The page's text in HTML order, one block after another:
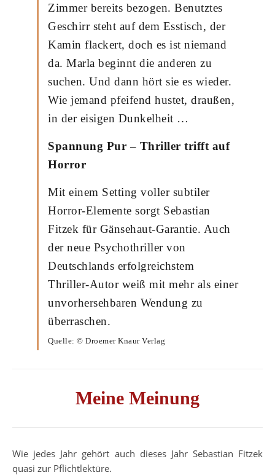
Zimmer bereits bezogen. Benutztes
Geschirr steht auf dem Esstisch, der
Kamin flackert, doch es ist niemand
da. Marla beginnt die anderen zu
suchen. Und dann hört sie es wieder.
Wie jemand pfeifend hustet, draußen,
in der eisigen Dunkelheit …
Spannung Pur – Thriller trifft auf
Horror
Mit einem Setting voller subtiler
Horror-Elemente sorgt Sebastian
Fitzek für Gänsehaut-Garantie. Auch
der neue Psychothriller von
Deutschlands erfolgreichstem
Thriller-Autor weiß mit mehr als einer
unvorhersehbaren Wendung zu
überraschen.
Quelle: © Droemer Knaur Verlag
Meine Meinung
Wie jedes Jahr gehört auch dieses Jahr Sebastian Fitzek
quasi zur Pflichtlektüre.